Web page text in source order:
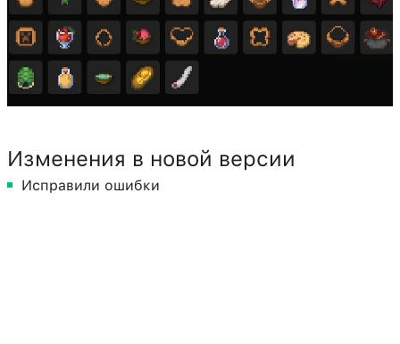
Изменения в новой версии
Исправили ошибки